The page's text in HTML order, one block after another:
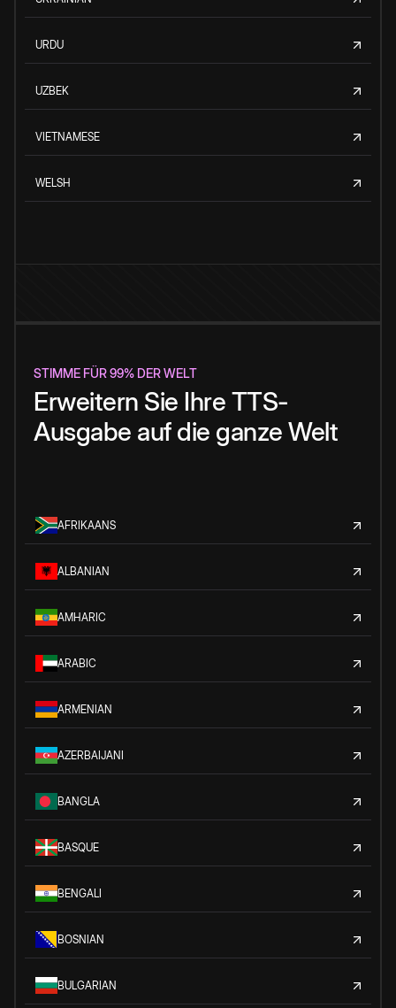
URDU
UZBEK
VIETNAMESE
WELSH
STIMME FÜR 99% DER WELT
Erweitern Sie Ihre TTS-
Ausgabe auf die ganze Welt
AFRIKAANS
ALBANIAN
AMHARIC
ARABIC
ARMENIAN
AZERBAIJANI
BANGLA
BASQUE
BENGALI
BOSNIAN
BULGARIAN